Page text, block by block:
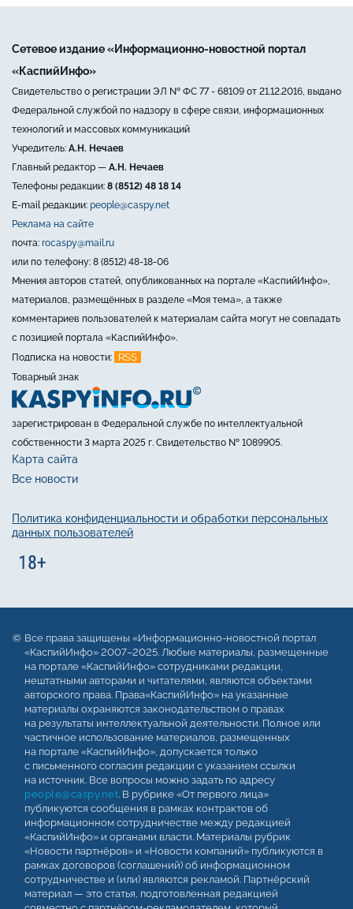
Сетевое издание «Информационно-новостной портал
«КаспийИнфо»
Свидетельство о регистрации ЭЛ № ФС 77 - 68109 от 21.12.2016, выдано
Федеральной службой по надзору в сфере связи, информационных
технологий и массовых коммуникаций
Учредитель: А.Н. Нечаев
Главный редактор — А.Н. Нечаев
Телефоны редакции: 8 (8512) 48 18 14
E-mail редакции: people@caspy.net
Реклама на сайте
почта: rocaspy@mail.ru
или по телефону: 8 (8512) 48-18-06
Мнения авторов статей, опубликованных на портале «КаспийИнфо»,
материалов, размещённых в разделе «Моя тема», а также
комментариев пользователей к материалам сайта могут не совпадать
с позицией портала «КаспийИнфо».
Подписка на новости:
RSS
Товарный знак
зарегистрирован в Федеральной службе по интеллектуальной
собственности 3 марта 2025 г. Свидетельство № 1089905.
Карта сайта
Все новости
Политика конфиденциальности и обработки персональных
данных пользователей
Все права защищены «Информационно-новостной портал
«КаспийИнфо» 2007–2025. Любые материалы, размещенные
на портале «КаспийИнфо» сотрудниками редакции,
нештатными авторами и читателями, являются объектами
авторского права. Права«КаспийИнфо» на указанные
материалы охраняются законодательством о правах
на результаты интеллектуальной деятельности. Полное или
частичное использование материалов, размещенных
на портале «КаспийИнфо», допускается только
с письменного согласия редакции с указанием ссылки
на источник. Все вопросы можно задать по адресу
people@caspy.net. В рубрике «От первого лица»
публикуются сообщения в рамках контрактов об
информационном сотрудничестве между редакцией
«КаспийИнфо» и органами власти. Материалы рубрик
«Новости партнёров» и «Новости компаний» публикуются в
рамках договоров (соглашений) об информационном
сотрудничестве и (или) являются рекламой. Партнёрский
материал — это статья, подготовленная редакцией